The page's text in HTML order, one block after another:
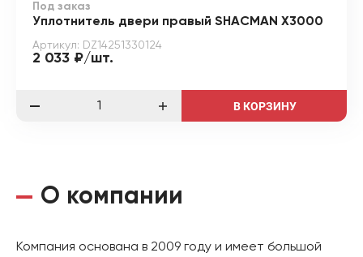
Под заказ
Уплотнитель двери правый SHACMAN X3000
Артикул: DZ14251330124
2 033 ₽/шт.
В КОРЗИНУ
О компании
Компания основана в 2009 году и имеет большой